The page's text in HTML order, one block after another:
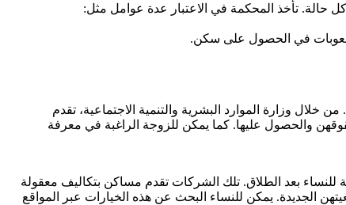
حالة. تأخذ المحكمة في الاعتبار عدة عوامل مثل:
صعوبات في الحصول على سكن.
وزارة الموارد البشرية والتنمية الاجتماعية، تقدم
والحصول عليها. كما يمكن للزوجة الراغبة في معرفة
بعد الطلاق. تلك الشركات تقدم مساكن بتكاليف معقولة
الجديدة. يمكن للنساء البحث عن هذه الخيارات عبر المواقع